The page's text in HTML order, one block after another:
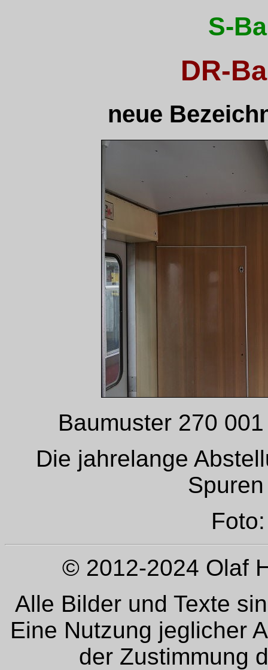
S-
DR-
neue
Baumuster 270
Die jahrelange
© 2012-2024 Olaf
Alle Bilder und Texte
Eine Nutzung jeglicher
der Zustimmung